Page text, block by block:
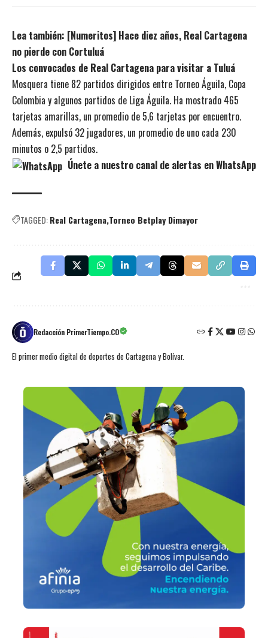
Lea también: [Numeritos] Hace diez años, Real Cartagena
no pierde con Cortuluá
Los convocados de Real Cartagena para visitar a Tuluá
Mosquera tiene 82 partidos dirigidos entre Torneo Águila, Copa
Colombia y algunos partidos de Liga Águila. Ha mostrado 465
tarjetas amarillas, un promedio de 5,6 tarjetas por encuentro.
Además, expulsó 32 jugadores, un promedio de uno cada 230
minutos o 2,5 partidos.
Únete a nuestro canal de alertas en WhatsApp
TAGGED:Real Cartagena Torneo Betplay Dimayor
Redacción PrimerTiempo.CO
El primer medio digital de deportes de Cartagena y Bolívar.